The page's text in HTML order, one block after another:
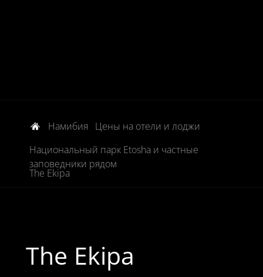
Намибия
Цены на отели и лоджи
Национальный парк Etosha и частные
заповедники рядом
The Ekipa
The Ekipa